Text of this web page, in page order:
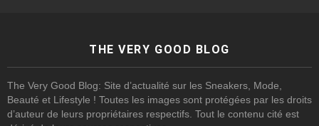
THE VERY GOOD BLOG
The Very Good Blog: Site d’actualité sur les Sneakers, Mode,
Beauté et Lifestyle ! Toutes les images sont protégées par les droits
d’auteur de leurs propriétaires respectifs. Tout le contenu cité est